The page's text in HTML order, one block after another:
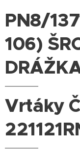
PN8/
106)
Vrtáky